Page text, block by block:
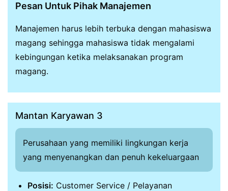
Pesan Untuk Pihak Manajemen
Manajemen harus lebih terbuka dengan mahasiswa
magang sehingga mahasiswa tidak mengalami
kebingungan ketika melaksanakan program
magang.
Mantan Karyawan 3
Perusahaan yang memiliki lingkungan kerja
yang menyenangkan dan penuh kekeluargaan
Posisi: Customer Service / Pelayanan